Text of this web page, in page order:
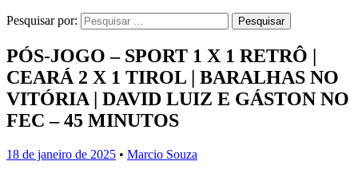
Pesquisar por:
PÓS-JOGO – SPORT 1 X 1 RETRÔ |
CEARÁ 2 X 1 TIROL | BARALHAS NO
VITÓRIA | DAVID LUIZ E GÁSTON NO
FEC – 45 MINUTOS
18 de janeiro de 2025 • Marcio Souza